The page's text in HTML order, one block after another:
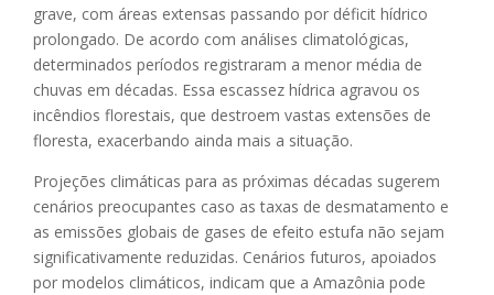
grave, com áreas extensas passando por déficit hídrico
prolongado. De acordo com análises climatológicas,
determinados períodos registraram a menor média de
chuvas em décadas. Essa escassez hídrica agravou os
incêndios florestais, que destroem vastas extensões de
floresta, exacerbando ainda mais a situação.
Projeções climáticas para as próximas décadas sugerem
cenários preocupantes caso as taxas de desmatamento e
as emissões globais de gases de efeito estufa não sejam
significativamente reduzidas. Cenários futuros, apoiados
por modelos climáticos, indicam que a Amazônia pode